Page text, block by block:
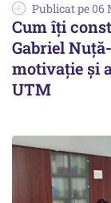
Publicat pe 06
Cum îți
Gabriel
motivație și
UTM